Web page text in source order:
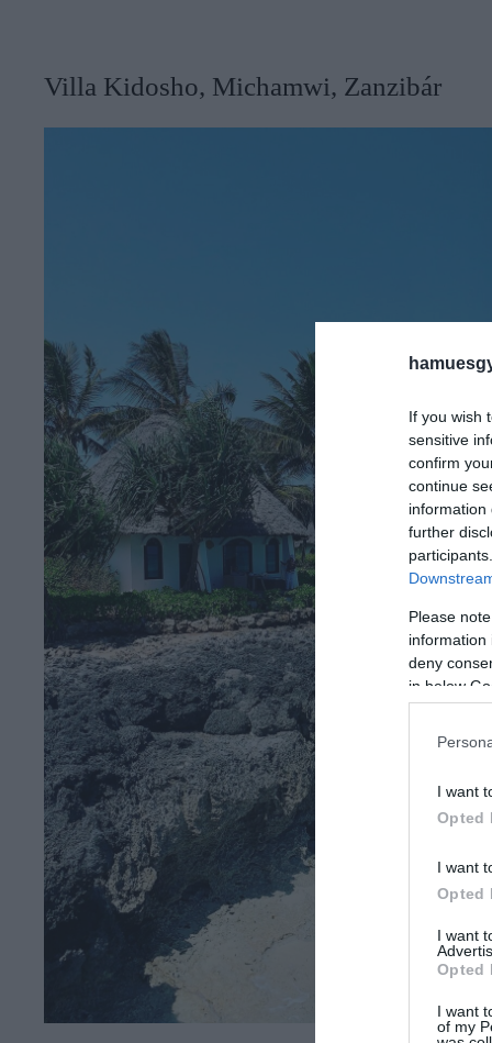
If you wish
sensitive
confirm
continue
information
further
Please
information
deny
in below
I want
Opted
I want
Opted
I want
Opted
I want
of my
Villa Kidosho, Michamwi, Zanzibár